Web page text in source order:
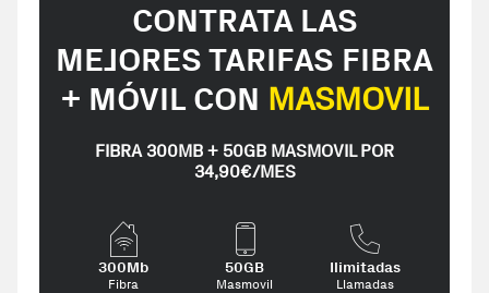
CONTRATA LAS
MEJORES TARIFAS FIBRA
+ MÓVIL CON MASMOVIL
FIBRA 300MB + 50GB MASMOVIL POR
34,90€/MES
300Mb
Fibra
50GB
Masmovil
Ilimitadas
Llamadas